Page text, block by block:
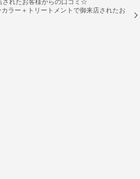
されたお客様からの口コミ☆
ラー＋トリートメントで御来店されたお